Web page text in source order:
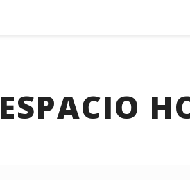
ESPACIO